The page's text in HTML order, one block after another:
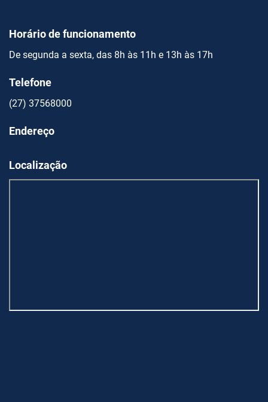
Horário de funcionamento
De segunda a sexta, das 8h às 11h e 13h às 17h
Telefone
(27) 37568000
Endereço
Localização